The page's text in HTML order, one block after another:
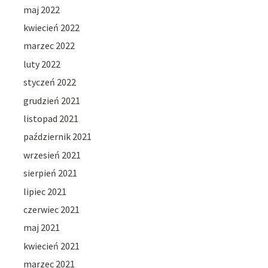
maj 2022
kwiecień 2022
marzec 2022
luty 2022
styczeń 2022
grudzień 2021
listopad 2021
październik 2021
wrzesień 2021
sierpień 2021
lipiec 2021
czerwiec 2021
maj 2021
kwiecień 2021
marzec 2021